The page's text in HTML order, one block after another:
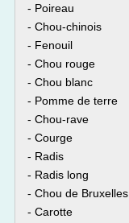
- Poireau
- Chou-chinois
- Fenouil
- Chou rouge
- Chou blanc
- Pomme de terre
- Chou-rave
- Courge
- Radis
- Radis long
- Chou de Bruxelles
- Carotte